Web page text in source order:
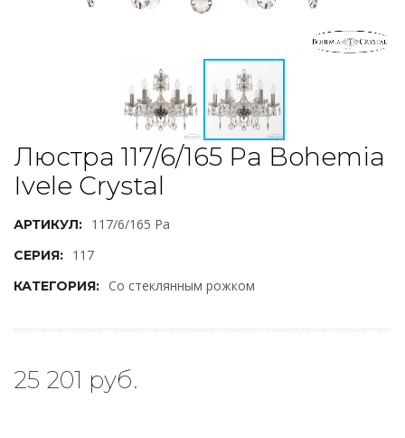
Люстра 117/6/165 Pa Bohemia
Ivele Crystal
АРТИКУЛ: 117/6/165 Pa
СЕРИЯ: 117
КАТЕГОРИЯ: Со стеклянным рожком
25 201 руб.